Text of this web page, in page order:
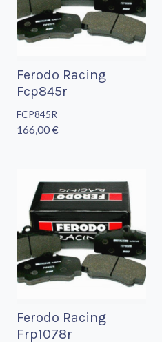
Ferodo Racing
Fcp845r
FCP845R
166,00 €
Ferodo Racing
Frp1078r